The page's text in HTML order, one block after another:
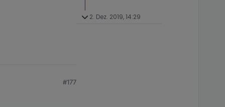
#177
2. Dez. 2019, 14:29